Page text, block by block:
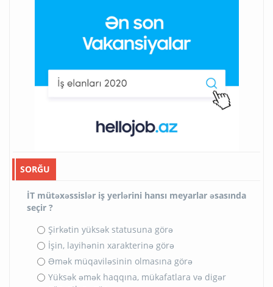
SORĞU
İT mütəxəssislər iş yerlərini hansı meyarlar əsasında
seçir ?
Şirkətin yüksək statusuna görə
İşin, layihənin xarakterinə görə
Əmək müqaviləsinin olmasına görə
Yüksək əmək haqqına, mükafatlara və digər